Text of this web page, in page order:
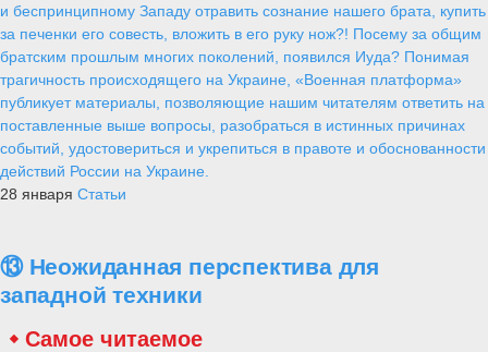
и беспринципному Западу отравить сознание нашего брата, купить
за печенки его совесть, вложить в его руку нож?! Посему за общим
братским прошлым многих поколений, появился Иуда? Понимая
трагичность происходящего на Украине, «Военная платформа»
публикует материалы, позволяющие нашим читателям ответить на
поставленные выше вопросы, разобраться в истинных причинах
событий, удостовериться и укрепиться в правоте и обоснованности
действий России на Украине.
28 января Статьи
⑬ Неожиданная перспектива для
западной техники
Самое читаемое